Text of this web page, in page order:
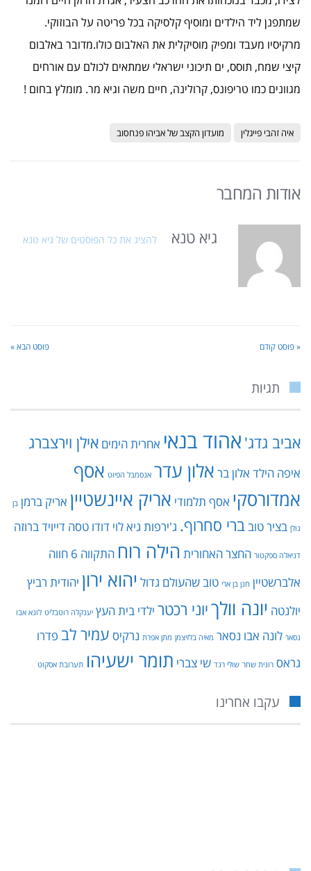
שמתפנן ליד הילדים ומוסיף קלסיקה בכל פריטה על הבוזוקי.
מרקיסיו מעבד ומפיק מוסיקלית את האלבום כולו.מדובר באלבום
קיצי שמח, תוסס, ים תיכוני ישראלי שמתאים לכולם עם אורחים
מגוונים כמו טריפונס, קרולינה, חיים משה וגיא מר. מומלץ בחום !
איה זהבי פייגלין מועדון הקצב של אביהו פנחסוב
אודות המחבר
גיא טנא להציג את כל הפוסטים של גיא טנא
« פוסט קודם פוסט הבא »
תגיות
אביב גדג' אהוד בנאי אחרית הימים אילן וירצברג
איפה הילד אלון בר אלון עדר אנסמבל הפיוט אסף
אמדורסקי אסף תלמודי אריק איינשטיין אריק ברמן בן
גולן בציר טוב ברי סחרוף. ג'ירפות גיא לוי דודו טסה דייויד ברוזה
דניאלה ספקטור החצר האחורית הילה רוח התקווה 6
חווה
אלברשטיין חנן בן ארי טוב שהעולם גדול יהוא ירון יהודית רביץ
יולנטה יונה וולךיוני רכטר ילדי בית העץ יענקלה רוטבליט לונא אבו
נסאר לונה אבו נסאר מאיה בלזיצמן מתן אפרת נרקיס עמיר לב פדרו
גראס רונית שחר שולי רנד שי צברי תומר ישעיהו תערובת אסקוט
עקבו אחרינו